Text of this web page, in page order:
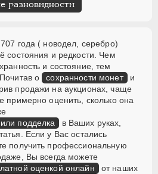
разновидности
года ( новодел, серебро)
состояния и редкости. Чем
и состояние, тем
о сохранности монет и
продажи на аукционах, чаще
примерно оценить, сколько она
подделка
в Ваших руках,
Если у Вас остались
получить профессиональную
Вы всегда можете
оценкой онлайн от наших